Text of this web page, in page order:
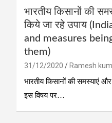
भारतीय किसानों की
किये जा रहे उपाय
and measures
them)
31/12/2020 Ramesh
भारतीय किसानों की समस्‍याएं
इस विषय पर…